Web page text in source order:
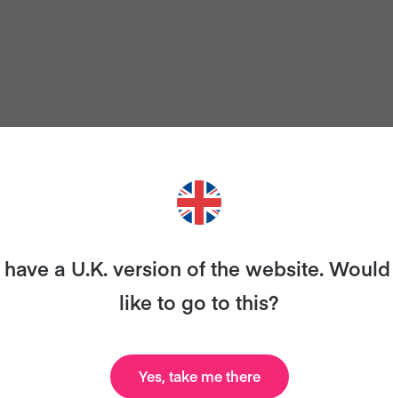
MÁS RECETAS COMO
con Veganuary y te enviaremos nuestro libro
celebridades, recetas y mucho más, ¡todo gratis!
a U.K. version of the website.
like to go to this?
Yes, take me there